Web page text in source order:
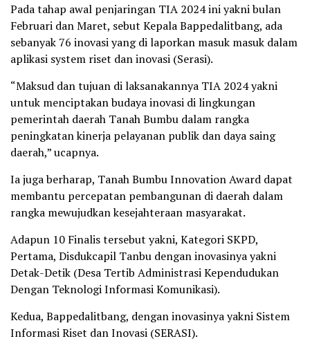
Pada tahap awal penjaringan TIA 2024 ini yakni bulan
Februari dan Maret, sebut Kepala Bappedalitbang, ada
sebanyak 76 inovasi yang di laporkan masuk masuk dalam
aplikasi system riset dan inovasi (Serasi).
“Maksud dan tujuan di laksanakannya TIA 2024 yakni
untuk menciptakan budaya inovasi di lingkungan
pemerintah daerah Tanah Bumbu dalam rangka
peningkatan kinerja pelayanan publik dan daya saing
daerah,” ucapnya.
Ia juga berharap, Tanah Bumbu Innovation Award dapat
membantu percepatan pembangunan di daerah dalam
rangka mewujudkan kesejahteraan masyarakat.
Adapun 10 Finalis tersebut yakni, Kategori SKPD,
Pertama, Disdukcapil Tanbu dengan inovasinya yakni
Detak-Detik (Desa Tertib Administrasi Kependudukan
Dengan Teknologi Informasi Komunikasi).
Kedua, Bappedalitbang, dengan inovasinya yakni Sistem
Informasi Riset dan Inovasi (SERASI).